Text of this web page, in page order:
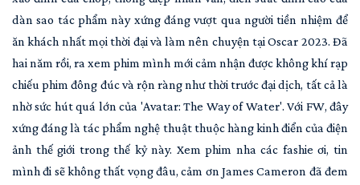
dàn sao tác phẩm này xứng đáng vượt qua người tiền nhiệm để
ăn khách nhất mọi thời đại và làm nên chuyện tại Oscar 2023. Đã
hai năm rồi, ra xem phim mình mới cảm nhận được không khí rạp
chiếu phim đông đúc và rộn ràng như thời trước đại dịch, tất cả là
nhờ sức hút quá lớn của 'Avatar: The Way of Water'. Với FW, đây
xứng đáng là tác phẩm nghệ thuật thuộc hàng kinh điển của điện
ảnh thế giới trong thế kỷ này. Xem phim nha các fashie ơi, tin
mình đi sẽ không thất vọng đâu, cảm ơn James Cameron đã đem